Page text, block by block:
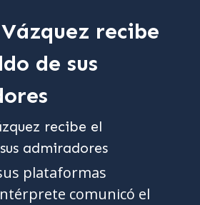
recibe
de sus
plataformas
comunicó el